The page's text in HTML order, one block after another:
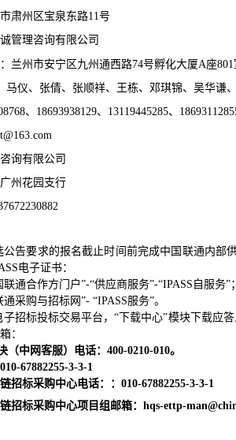
肃州区宝泉东路11号
管理咨询有限公司
兰州市安宁区九州通西路74号孵化大厦A座801
马仪、张倩、张顺祥、王栋、邓琪锦、吴华谦
、 18693938129、 13119445285、
询有限公司
州花园支行
公告要求的报名截止时间前完成中国联通内部
电子证书：
联通合作方门户”-“供应商服务”-“IPASS 自服务”
通采购与招标网”- “IPASS服务”。
子招标投标交易平台，“下载中心”模块下载应
：
（中网客服）电话：400-0210-010。
010-67882255-3-3-1
招标采购中心电话：：010-67882255-3-3-1
招标采购中心项目组邮箱：hqs-ettp-